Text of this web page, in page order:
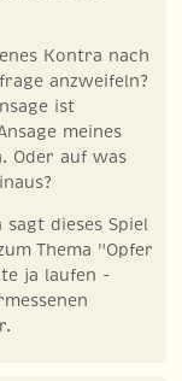
Kontra nach
anzweifeln?
ist
meines
Oder auf was
sagt dieses Spiel
Thema "Opfer
ja laufen -